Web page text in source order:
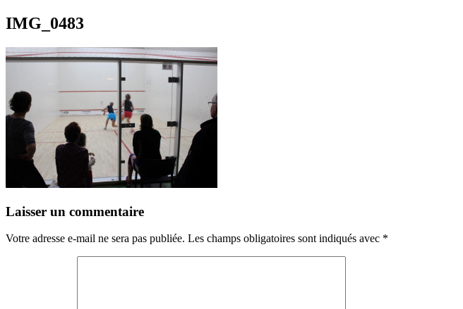
IMG_0483
Laisser un commentaire
Votre adresse e-mail ne sera pas publiée. Les champs obligatoires sont indiqués avec *